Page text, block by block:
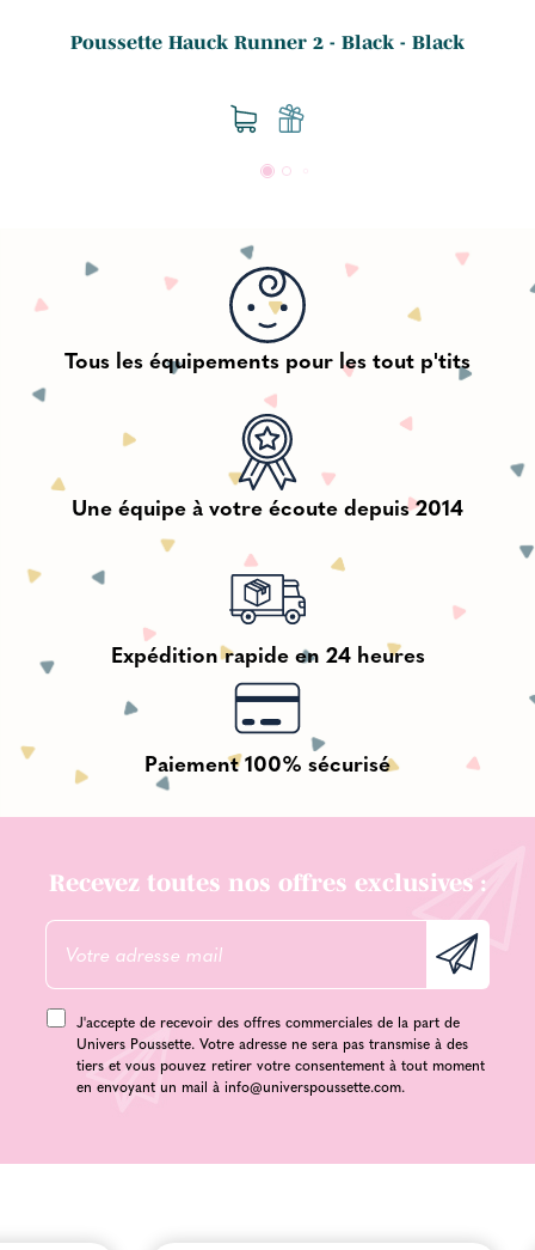
Poussette Hauck Runner 2 - Black - Black
Tous les équipements pour les tout p'tits
Une équipe à votre écoute depuis 2014
Expédition rapide en 24 heures
Paiement 100% sécurisé
Recevez toutes nos offres exclusives :
J'accepte de recevoir des offres commerciales de la part de
Univers Poussette. Votre adresse ne sera pas transmise à des
tiers et vous pouvez retirer votre consentement à tout moment
en envoyant un mail à info@universpoussette.com.